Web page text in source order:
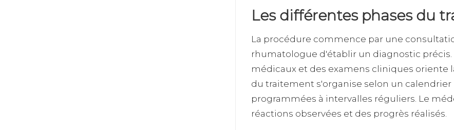
Les différentes phases du
La procédure commence par une
rhumatologue d'établir un diagnostic
médicaux et des examens cliniques oriente
du traitement s'organise selon un calendrier
programmées à intervalles réguliers. Le
réactions observées et des progrès réalisés.